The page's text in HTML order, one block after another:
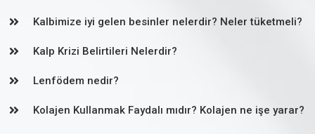
Kalbimize iyi gelen besinler nelerdir? Neler tüketmeli?
Kalp Krizi Belirtileri Nelerdir?
Lenfödem nedir?
Kolajen Kullanmak Faydalı mıdır? Kolajen ne işe yarar?